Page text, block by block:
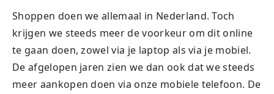
Shoppen doen we allemaal in Nederland. Toch
krijgen we steeds meer de voorkeur om dit online
te gaan doen, zowel via je laptop als via je mobiel.
De afgelopen jaren zien we dan ook dat we steeds
meer aankopen doen via onze mobiele telefoon. De